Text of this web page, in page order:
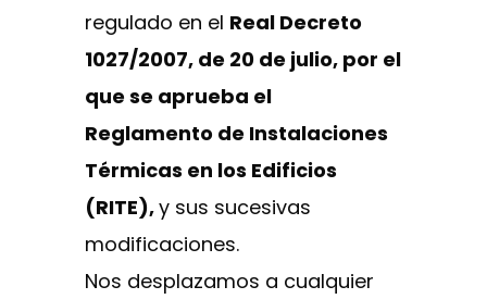
regulado en el Real Decreto
1027/2007, de 20 de julio, por el
que se aprueba el
Reglamento de Instalaciones
Térmicas en los Edificios
(RITE),y sus sucesivas
modificaciones.
Nos desplazamos a cualquier